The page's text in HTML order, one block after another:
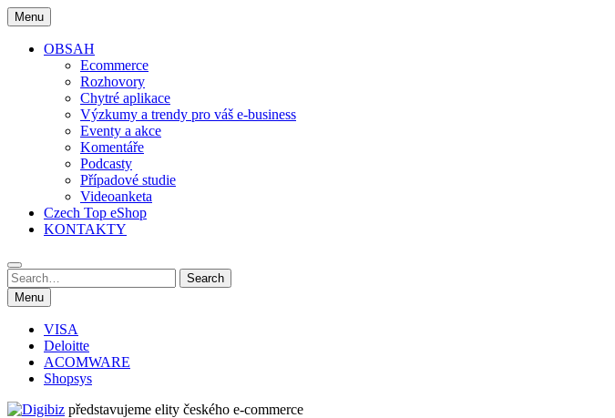
Skip
to
content
Menu
OBSAH
Ecommerce
Rozhovory
Chytré aplikace
Výzkumy a trendy pro váš e-business
Eventy a akce
Komentáře
Podcasty
Případové studie
Videoanketa
Czech Top eShop
KONTAKTY
Search
for:
Search
Menu
VISA
Deloitte
ACOMWARE
Shopsys
představujeme elity českého e-commerce